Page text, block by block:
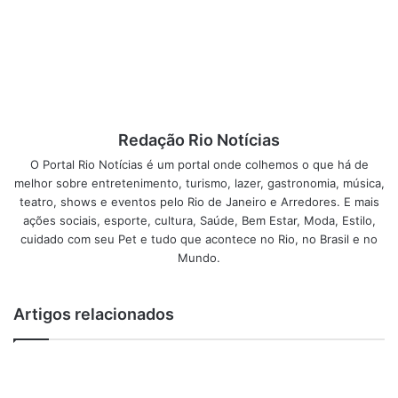
O Rio de Janeiro continua lindo. E irresistível. O mapa da
mina, para ser descoberto na mais carioca das estações, o
Verão, é apresentado no Almanaque Carioquice 2019. A
singularidade do, digamos, “Espírito Carioca”, é
desdobrada nas mais diversas facetas: gastronomia,
Editado pelaInsight Comunicação para o Instituto
Redação Rio Notícias
O Portal Rio Notícias é um portal onde colhemos o que há de
melhor sobre entretenimento, turismo, lazer, gastronomia, música,
teatro, shows e eventos pelo Rio de Janeiro e Arredores. E mais
ações sociais, esporte, cultura, Saúde, Bem Estar, Moda, Estilo,
cuidado com seu Pet e tudo que acontece no Rio, no Brasil e no
Mundo.
Artigos relacionados